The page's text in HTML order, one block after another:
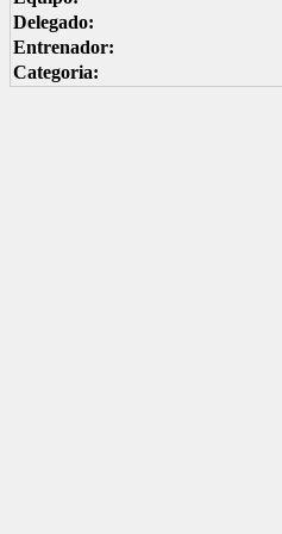
Delegado:
Entrenador:
Categoria: